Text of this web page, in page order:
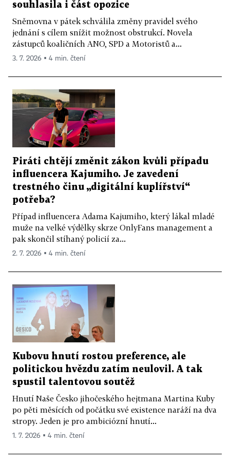
souhlasila i část opozice
Sněmovna v pátek schválila změny pravidel svého
jednání s cílem snížit možnost obstrukcí. Novela
zástupců koaličních ANO, SPD a Motoristů a...
3. 7. 2026 ▪ 4 min. čtení
Piráti chtějí změnit zákon kvůli případu
influencera Kajumiho. Je zavedení
trestného činu „digitální kuplířství“
potřeba?
Případ influencera Adama Kajumiho, který lákal mladé
muže na velké výdělky skrze OnlyFans management a
pak skončil stíhaný policií za...
2. 7. 2026 ▪ 4 min. čtení
Kubovu hnutí rostou preference, ale
politickou hvězdu zatím neulovil. A tak
spustil talentovou soutěž
Hnutí Naše Česko jihočeského hejtmana Martina Kuby
po pěti měsících od počátku své existence naráží na dva
stropy. Jeden je pro ambiciózní hnutí...
1. 7. 2026 ▪ 4 min. čtení